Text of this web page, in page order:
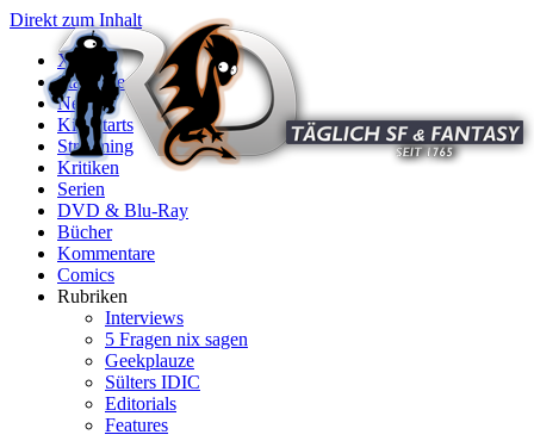
Direkt zum Inhalt
X
Startseite
News
Kinostarts
Streaming
Kritiken
Serien
DVD & Blu-Ray
Bücher
Kommentare
Comics
Rubriken
Interviews
5 Fragen nix sagen
Geekplauze
Sülters IDIC
Editorials
Features